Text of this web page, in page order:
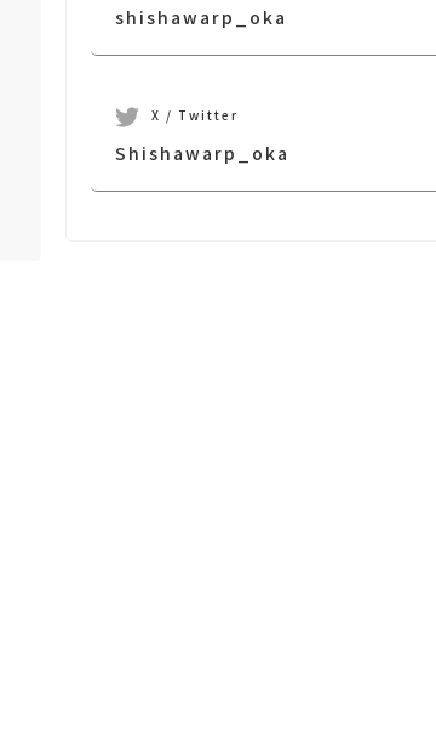
shishawarp_oka
X / Twitter
Shishawarp_oka